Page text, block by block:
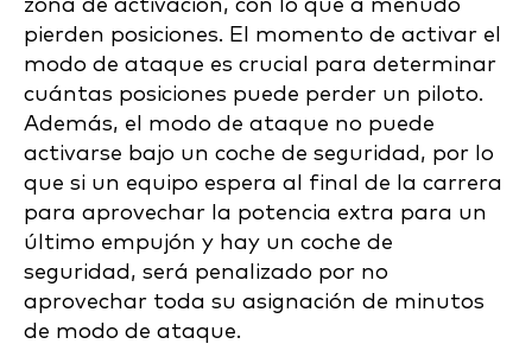
zona de activación, con lo que a menudo
pierden posiciones. El momento de activar el
modo de ataque es crucial para determinar
cuántas posiciones puede perder un piloto.
Además, el modo de ataque no puede
activarse bajo un coche de seguridad, por lo
que si un equipo espera al final de la carrera
para aprovechar la potencia extra para un
último empujón y hay un coche de
seguridad, será penalizado por no
aprovechar toda su asignación de minutos
de modo de ataque.